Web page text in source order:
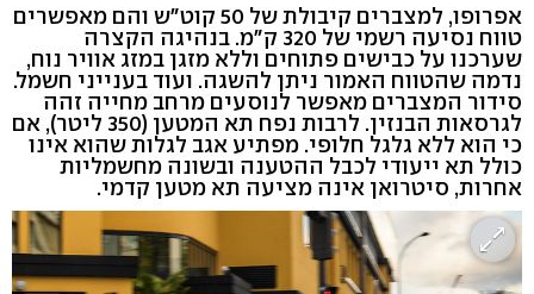
אפרופו, למצברים קיבולת של 50 קוט"ש והם מאפשרים
טווח נסיעה רשמי של 320 ק"מ. בנהיגה הקצרה
שערכנו על כבישים פתוחים וללא מזגן במזג אוויר נוח,
נדמה שהטווח האמור ניתן להשגה. ועוד בענייני חשמל.
סידור המצברים מאפשר לנוסעים מרחב מחייה זהה
לגרסאות הבנזין. לרבות נפח תא המטען (350 ליטר), אם
כי הוא ללא גלגל חלופי. מפתיע אגב לגלות שהוא אינו
כולל תא ייעודי לכבל ההטענה ובשונה מחשמליות
אחרות, סיטרואן אינה מציעה תא מטען קדמי.